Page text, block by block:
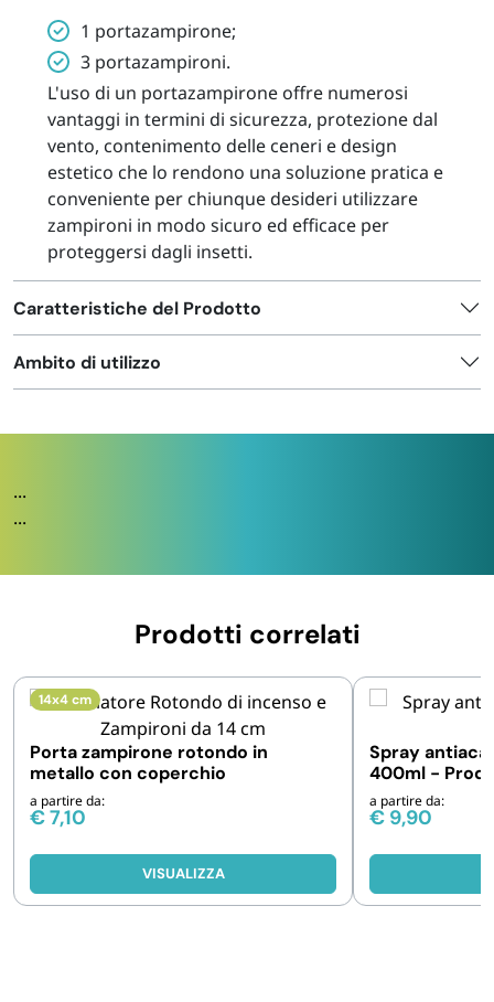
1 portazampirone;
3 portazampironi.
L'uso di un portazampirone offre numerosi
vantaggi in termini di sicurezza, protezione dal
vento, contenimento delle ceneri e design
estetico che lo rendono una soluzione pratica e
conveniente per chiunque desideri utilizzare
zampironi in modo sicuro ed efficace per
proteggersi dagli insetti.
Caratteristiche del Prodotto
Ambito di utilizzo
...
...
Prodotti correlati
14x4 cm
Porta zampirone rotondo in
metallo con coperchio
a partire da:
€7,10
VISUALIZZA
Spray
400ml -
atossico - 1 o
a partire da:
€ 9,90